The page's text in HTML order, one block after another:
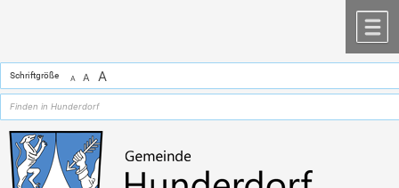
Schriftgröße A A A